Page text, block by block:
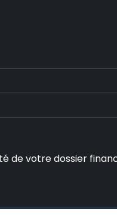
de votre dossier